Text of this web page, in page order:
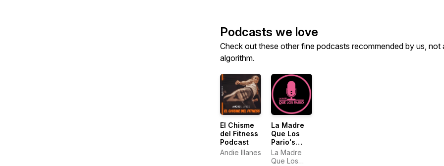
Podcasts we love
Check out these other fine podcasts recommended by us, not
algorithm.
El Chisme
del Fitness
Podcast
Andie Illanes
La Madre
Que Los
Pario's
Podcast
La Madre
Que Los